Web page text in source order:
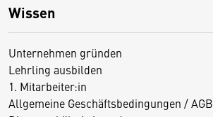
Wissen
Unternehmen gründen
Lehrling ausbilden
1. Mitarbeiter:in
Allgemeine Geschäftsbedingungen / AGB